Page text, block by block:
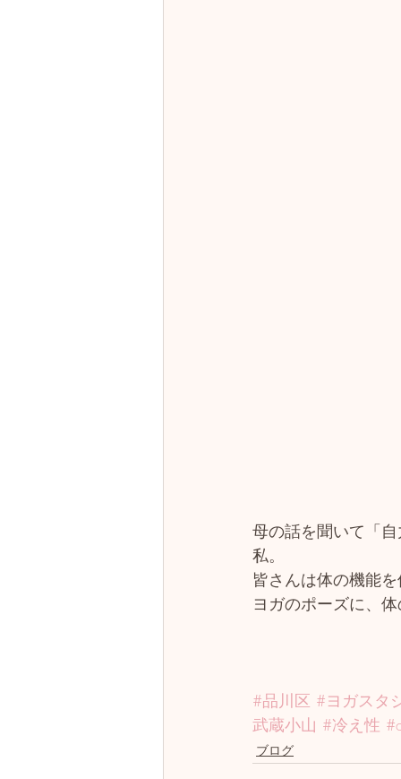
母の話を聞いて「
私。
皆さんは体の機能
ヨガのポーズに、
#品川区 #ヨガスタ
武蔵小山 #冷え性
ブログ